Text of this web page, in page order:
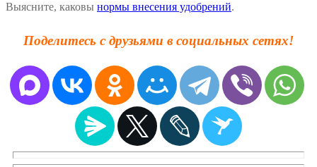
Выясните, каковы нормы внесения удобрений.
Поделитесь с друзьями в социальных сетях!